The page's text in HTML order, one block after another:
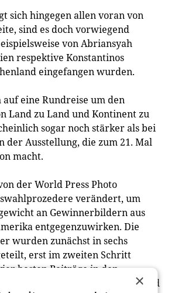
sich hingegen allen voran von
sind es doch vorwiegend
von Abriansyah
respektive Konstantinos
eingefangen wurden.
auf eine Rundreise um den
Land zu Land und Kontinent zu
sogar noch stärker als bei
der Ausstellung, die zum 21. Mal
macht.
der World Press Photo
verändert, um
an Gewinnerbildern aus
entgegenzuwirken. Die
wurden zunächst in sechs
erst im zweiten Schritt
besten Beiträge in den
Serien, Langzeitprojekte und
×